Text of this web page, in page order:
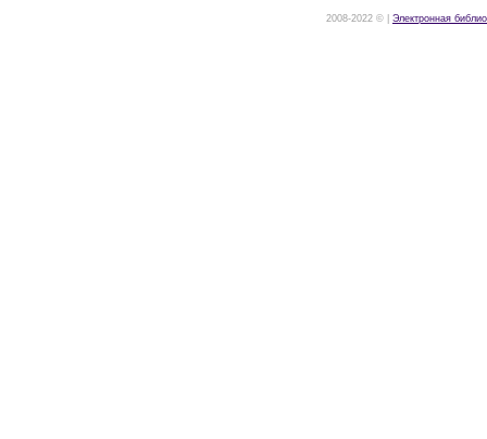
2008-2022 © | Электронная